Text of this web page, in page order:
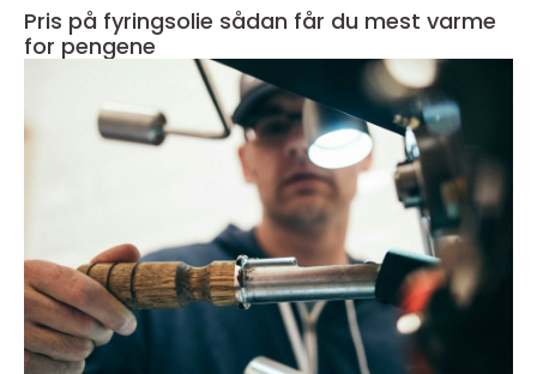
Pris på fyringsolie sådan får du mest varme
for pengene